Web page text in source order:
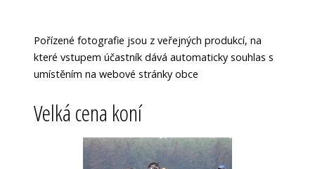
Pořízené fotografie jsou z veřejných produkcí, na
které vstupem účastník dává automaticky souhlas s
umístěním na webové stránky obce
Velká cena koní